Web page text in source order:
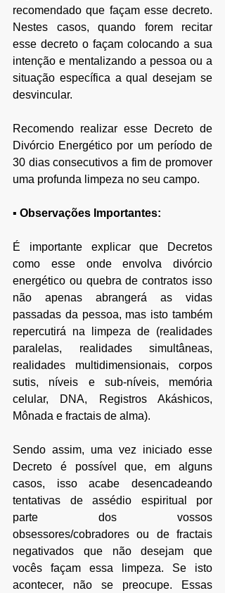
recomendado que façam esse decreto.
Nestes casos, quando forem recitar
esse decreto o façam colocando a sua
intenção e mentalizando a pessoa ou a
situação específica a qual desejam se
desvincular.
Recomendo realizar esse Decreto de
Divórcio Energético por um período de
30 dias consecutivos a fim de promover
uma profunda limpeza no seu campo.
▪ Observações Importantes:
É importante explicar que Decretos
como esse onde envolva divórcio
energético ou quebra de contratos isso
não apenas abrangerá as vidas
passadas da pessoa, mas isto também
repercutirá na limpeza de (realidades
paralelas, realidades simultâneas,
realidades multidimensionais, corpos
sutis, níveis e sub-níveis, memória
celular, DNA, Registros Akáshicos,
Mônada e fractais de alma).
Sendo assim, uma vez iniciado esse
Decreto é possível que, em alguns
casos, isso acabe desencadeando
tentativas de assédio espiritual por
parte dos vossos
obsessores/cobradores ou de fractais
negativados que não desejam que
vocês façam essa limpeza. Se isto
acontecer, não se preocupe. Essas